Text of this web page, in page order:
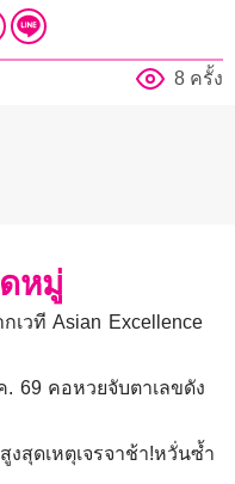
8 ครั้ง
หมู่
เวที Asian Excellence
. 69 คอหวยจับตาเลขดัง
งสุดเหตุเจรจาช้า!หวั่นซ้ำ